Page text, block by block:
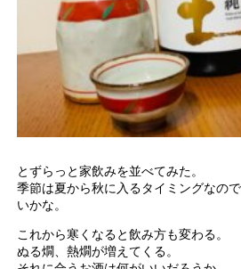
とずらっと家飲みを並べてみた。
季節は夏から秋に入るタイミングなの
いかな。
これから寒くなると飲み方も変わる。
ぬる燗、熱燗が増えてくる。